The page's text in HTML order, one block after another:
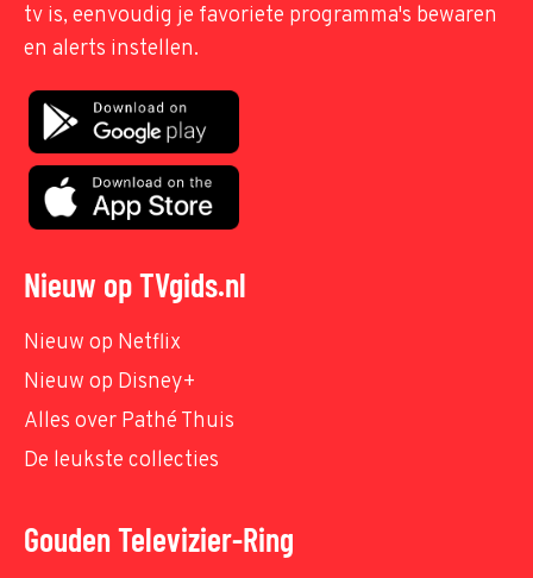
tv is, eenvoudig je favoriete programma's bewaren
en alerts instellen.
Nieuw op TVgids.nl
Nieuw op Netflix
Nieuw op Disney+
Alles over Pathé Thuis
De leukste collecties
Gouden Televizier-Ring